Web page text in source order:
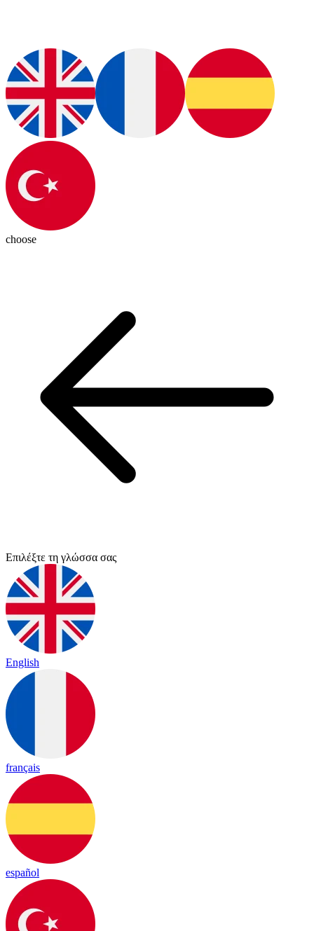
choose
Επιλέξτε τη γλώσσα σας
English
français
español